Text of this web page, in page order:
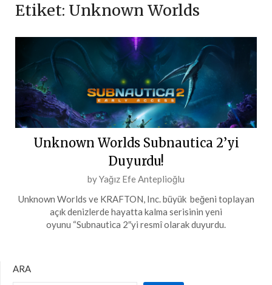
Etiket: Unknown Worlds
Unknown Worlds Subnautica 2’yi
Duyurdu!
Posted
18
Ekim
byYağız Efe Anteplioğlu
Unknown Worlds ve KRAFTON, Inc. büyük beğeni toplayan
açık denizlerde hayatta kalma serisinin yeni
oyunu “Subnautica 2″yi resmî olarak duyurdu.
ARA